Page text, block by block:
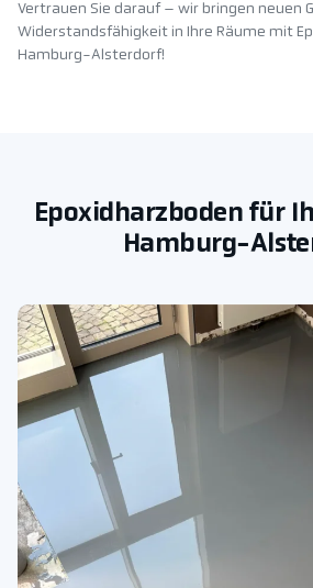
Vertrauen Sie darauf – wir bringen neuen
Widerstandsfähigkeit in Ihre Räume mit
Hamburg-Alsterdorf!
Epoxidharzboden für
Hamburg-